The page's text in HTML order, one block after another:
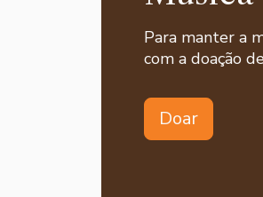
Para manter a
com a doação
Doar